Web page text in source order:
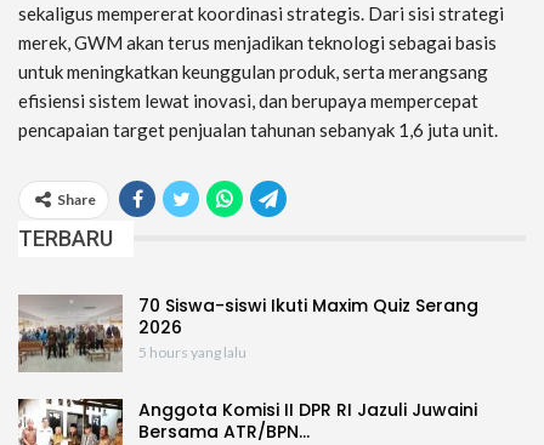
sekaligus mempererat koordinasi strategis. Dari sisi strategi
merek, GWM akan terus menjadikan teknologi sebagai basis
untuk meningkatkan keunggulan produk, serta merangsang
efisiensi sistem lewat inovasi, dan berupaya mempercepat
pencapaian target penjualan tahunan sebanyak 1,6 juta unit.
Share
TERBARU
70 Siswa-siswi Ikuti Maxim Quiz Serang
2026
5 hours yang lalu
Anggota Komisi II DPR RI Jazuli Juwaini
Bersama ATR/BPN…